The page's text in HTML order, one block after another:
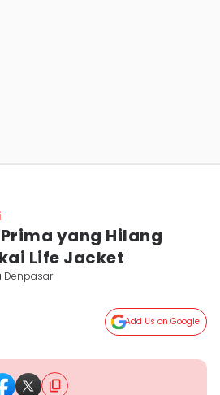
Prima yang Hilang
Life Jacket
Denpasar
Add Us on Google